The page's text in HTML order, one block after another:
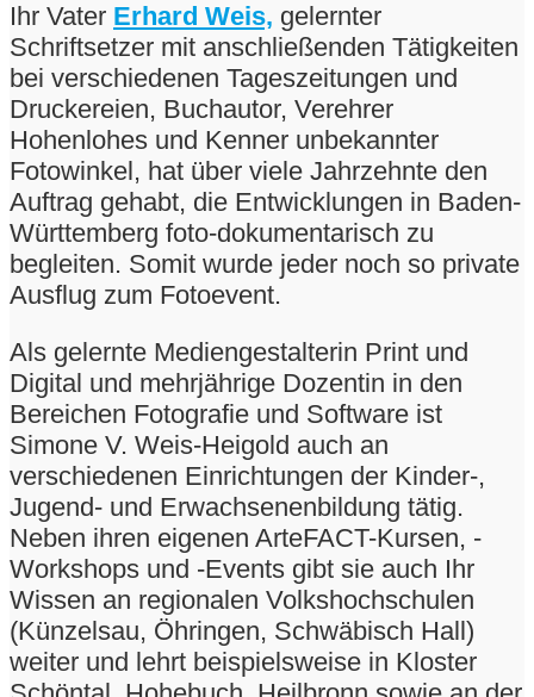
Ihr Vater Erhard Weis, gelernter
Schriftsetzer mit anschließenden Tätigkeiten
bei verschiedenen Tageszeitungen und
Druckereien, Buchautor, Verehrer
Hohenlohes und Kenner unbekannter
Fotowinkel, hat über viele Jahrzehnte den
Auftrag gehabt, die Entwicklungen in Baden-
Württemberg foto-dokumentarisch zu
begleiten. Somit wurde jeder noch so private
Ausflug zum Fotoevent.
Als gelernte Mediengestalterin Print und
Digital und mehrjährige Dozentin in den
Bereichen Fotografie und Software ist
Simone V. Weis-Heigold auch an
verschiedenen Einrichtungen der Kinder-,
Jugend- und Erwachsenenbildung tätig.
Neben ihren eigenen ArteFACT-Kursen, -
Workshops und -Events gibt sie auch Ihr
Wissen an regionalen Volkshochschulen
(Künzelsau, Öhringen, Schwäbisch Hall)
weiter und lehrt beispielsweise in Kloster